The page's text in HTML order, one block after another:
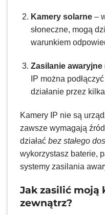
Kamery solarne –
słoneczne, mogą
warunkiem
Zasilanie awaryjne
IP można
działanie przez
Kamery IP nie są
zawsze wymagają
działaćbez stałego
wykorzystasz baterie,
systemy zasilania
Jak zasilić moją
zewnątrz?